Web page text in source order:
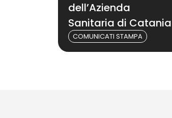
dell’Azienda
Sanitaria di Catania
COMUNICATI STAMPA